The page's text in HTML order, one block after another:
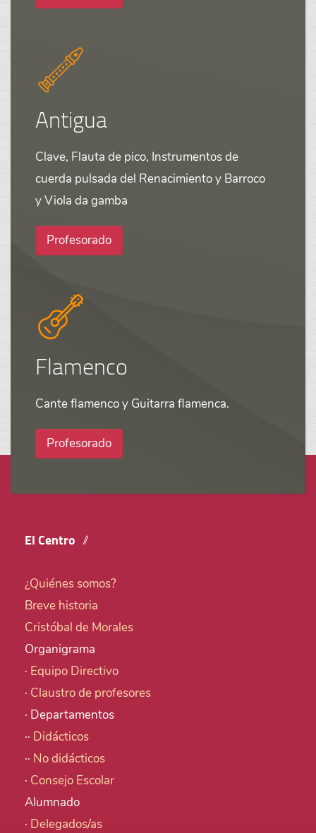
Antigua
Clave, Flauta de pico, Instrumentos de
cuerda pulsada del Renacimiento y Barroco
y Viola da gamba
Profesorado
Flamenco
Cante flamenco y Guitarra flamenca.
Profesorado
El Centro
¿Quiénes somos?
Breve historia
Cristóbal de Morales
Organigrama
· Equipo Directivo
· Claustro de profesores
· Departamentos
·· Didácticos
·· No didácticos
· Consejo Escolar
Alumnado
· Delegados/as